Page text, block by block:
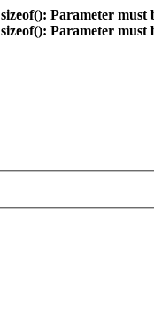
sizeof(): Parameter
sizeof(): Parameter